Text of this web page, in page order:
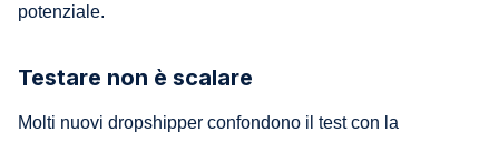
potenziale.
Testare non è scalare
Molti nuovi dropshipper confondono il test con la